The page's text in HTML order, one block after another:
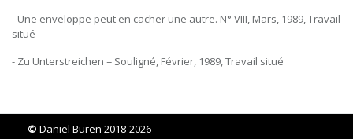
- Une enveloppe peut en cacher une autre. N° VIII, Mars, 1989, Travail
situé
- Zu Unterstreichen = Souligné, Février, 1989, Travail situé
© Daniel Buren 2018-2026